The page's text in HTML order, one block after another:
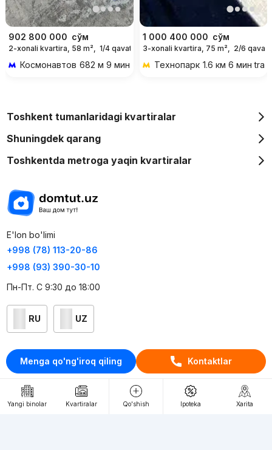
Menga qo'ng'iroq qiling Kontaktlar
902 800 000 сўм
2-xonali kvartira, 58 m², 1/4 qavat
Космонавтов 682 м 9 мин piyoda
1 000 400 000 сўм
3-xonali kvartira, 75 m², 2/6 qavat
Технопарк 1.6 км 6 мин
Yangi binolar Kvartiralar Qo'shish Ipoteka Xarita
Toshkent tumanlaridagi kvartiralar
Shuningdek qarang
Toshkentda metroga yaqin kvartiralar
E'lon bo'limi
+998 (78) 113-20-86
+998 (93) 390-30-10
Пн-Пт. С 9:30 до 18:00
RU UZ
Kontaktlar
loyiha haqida
Webnow © loyihasi